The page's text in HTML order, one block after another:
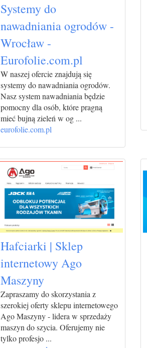
Systemy do
nawadniania ogrodów -
Wrocław -
Eurofolie.com.pl
W naszej ofercie znajdują się
systemy do nawadniania ogrodów.
Nasz system nawadniania będzie
pomocny dla osób, które pragną
mieć bujną zieleń w og ...
eurofolie.com.pl
Hafciarki | Sklep
internetowy Ago
Maszyny
Zapraszamy do skorzystania z
szerokiej oferty sklepu internetowego
Ago Maszyny - lidera w sprzedaży
maszyn do szycia. Oferujemy nie
tylko profesjo ...